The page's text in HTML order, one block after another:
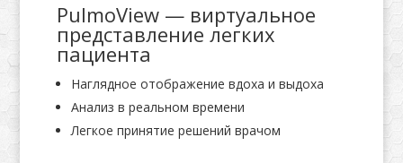
PulmoView — виртуальное
представление легких
пациента
Наглядное отображение вдоха и выдоха
Анализ в реальном времени
Легкое принятие решений врачом